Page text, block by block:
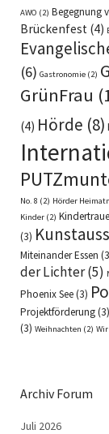
AWO (2) Begegnung
Brückenfest (4)
(6) Gastronomie (2)
GrünFrau
(4) Hörde (8)
No. 8 (2) Hörder
Kinder (2)
(3)
Miteinander Essen
der Lichter(5)
Phoenix See(3)
Projektförderung(3)
(3) Weihnachten (2)
Archiv Forum
Juli 2026